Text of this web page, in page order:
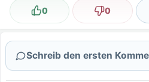
Lustig
0 Nicht lustig
0
Schreib den ersten